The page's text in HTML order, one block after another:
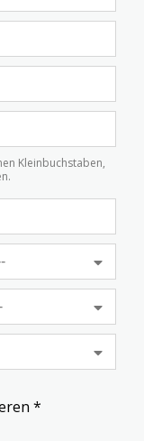
Kleinbuchstaben,
*